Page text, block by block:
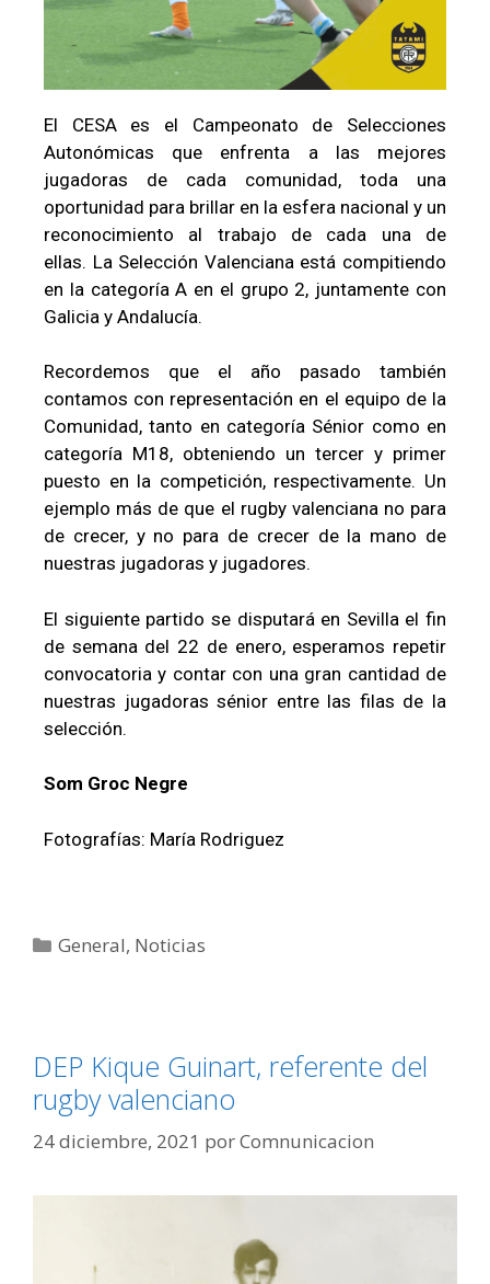
El CESA es el Campeonato de Selecciones
Autonómicas que enfrenta a las mejores
jugadoras de cada comunidad, toda una
oportunidad para brillar en la esfera nacional y un
reconocimiento al trabajo de cada una de
ellas. La Selección Valenciana está compitiendo
en la categoría A en el grupo 2, juntamente con
Galicia y Andalucía.
Recordemos que el año pasado también
contamos con representación en el equipo de la
Comunidad, tanto en categoría Sénior como en
categoría M18, obteniendo un tercer y primer
puesto en la competición, respectivamente. Un
ejemplo más de que el rugby valenciana no para
de crecer, y no para de crecer de la mano de
nuestras jugadoras y jugadores.
El siguiente partido se disputará en Sevilla el fin
de semana del 22 de enero, esperamos repetir
convocatoria y contar con una gran cantidad de
nuestras jugadoras sénior entre las filas de la
selección.
Som Groc Negre
Fotografías: María Rodriguez
General, Noticias
DEP Kique Guinart, referente del
rugby valenciano
24 diciembre, 2021 porComnunicacion